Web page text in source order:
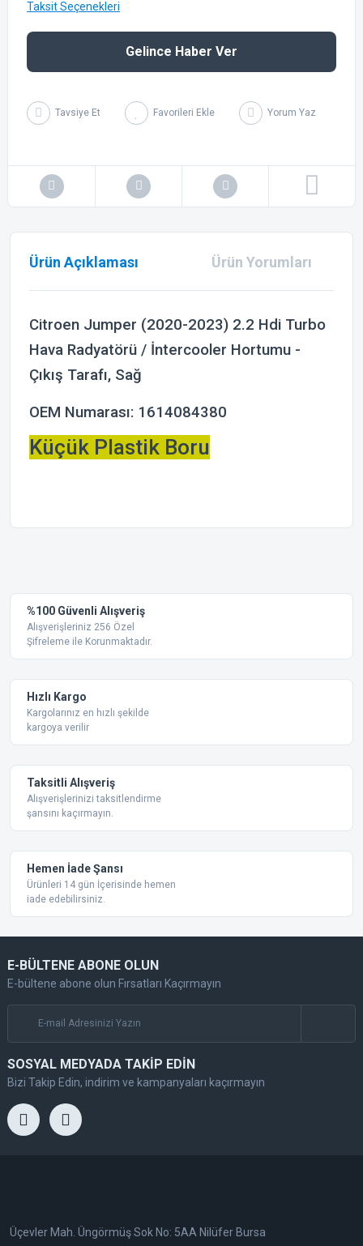
Taksit Seçenekleri
Gelince Haber Ver
Tavsiye Et Yorum Yaz
Ürün Açıklaması Ürün Yorumları
Citroen Jumper (2020-2023) 2.2 Hdi Turbo
Hava Radyatörü / İntercooler Hortumu -
Çıkış Tarafı, Sağ
OEM Numarası: 1614084380
Küçük Plastik Boru
Ürün resmi kalitesiz, bozuk veya görüntülenemiyor.
Ürün açıklamasında eksik bilgiler bulunuyor.
Bu ürüne benzer farklı alternatifler olmalı.
%100 Güvenli Alışveriş
Alışverişleriniz 256 Özel
Şifreleme ile Korunmaktadır.
Hızlı Kargo
Kargolarınız en hızlı şekilde
kargoya verilir
Taksitli Alışveriş
Alışverişlerinizi taksitlendirme
şansını kaçırmayın.
Hemen İade Şansı
Ürünleri 14 gün İçerisinde hemen
iade edebilirsiniz.
E-BÜLTENE ABONE OLUN
E-bültene abone olun Fırsatları Kaçırmayın
SOSYAL MEDYADA TAKİP EDİN
Bizi Takip Edin, indirim ve kampanyaları kaçırmayın
Üçevler Mah. Üngörmüş Sok No: 5AA Nilüfer Bursa